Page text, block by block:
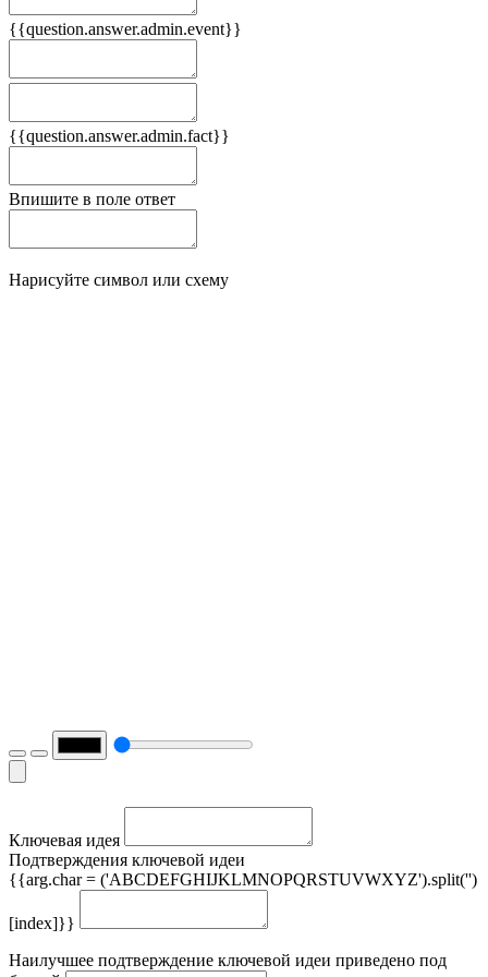
{{question.answer.admin.event}}
{{question.answer.admin.fact}}
Впишите в поле ответ
Нарисуйте символ или схему
Ключевая идея
Подтверждения ключевой идеи
{{arg.char = ('ABCDEFGHIJKLMNOPQRSTUVWXYZ').split('')
[index]}}
Наилучшее подтверждение ключевой идеи приведено под